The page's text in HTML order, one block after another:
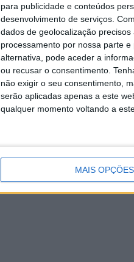
para publicidade e conteúdos
desenvolvimento de serviços.
dados de geolocalização
processamento por nossa parte
alternativa, pode aceder a
ou recusar o consentimento.
não exigir o seu consentimento,
serão aplicadas apenas a este
qualquer momento voltando a
MAIS OPÇÕES